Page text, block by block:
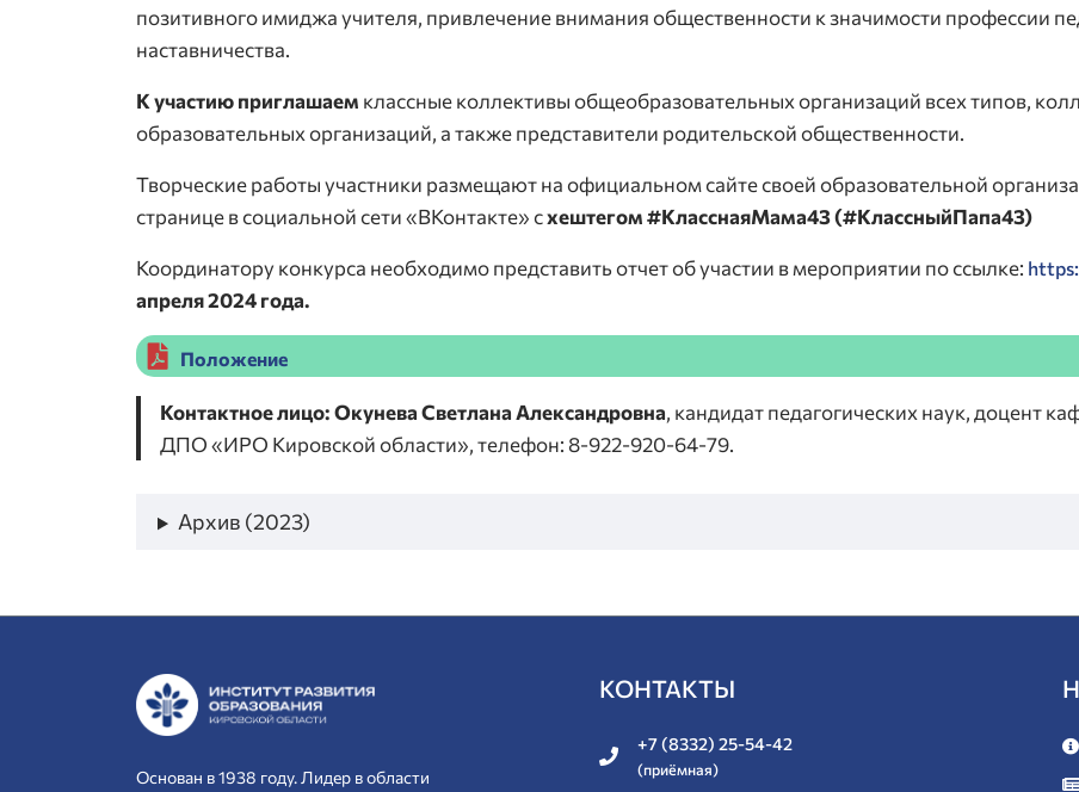
позитивного имиджа учителя, привлечение внимания общественности к значимости профессии
наставничества.
К участию приглашаем классные коллективы общеобразовательных организаций всех типов,
образовательных организаций, а также представители родительской общественности.
Творческие работы участники размещают на официальном сайте своей образовательной
странице в социальной сети «ВКонтакте» схештегом #КласснаяМама43 (#КлассныйПапа43)
Координатору конкурса необходимо представить отчет об участии в мероприятии по ссылке:
апреля 2024 года.
Положение
Контактное лицо: Окунева Светлана Александровна, кандидат педагогических наук, доцент
ДПО «ИРО Кировской области», телефон: 8-922-920-64-79.
Архив (2023)
Основан в 1938 году. Лидер в области
КОНТАКТЫ
+7 (8332) 25-54-42
(приёмная)